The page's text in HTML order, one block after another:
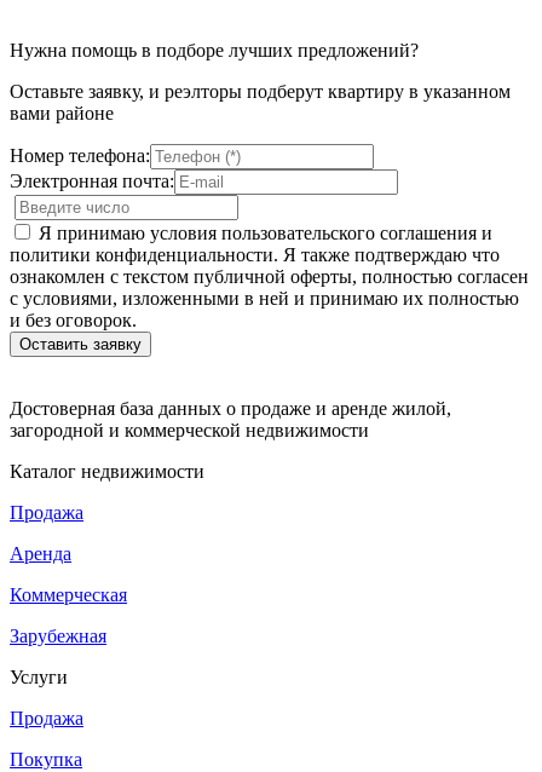
Нужна помощь в подборе лучших предложений?
Оставьте заявку, и реэлторы подберут квартиру в указанном
вами районе
Номер телефона:
Электронная почта:
Я принимаю условия пользовательского соглашения и
политики конфиденциальности. Я также подтверждаю что
ознакомлен с текстом публичной оферты, полностью согласен
с условиями, изложенными в ней и принимаю их полностью
и без оговорок.
Достоверная база данных о продаже и аренде жилой,
загородной и коммерческой недвижимости
Каталог недвижимости
Продажа
Аренда
Коммерческая
Зарубежная
Услуги
Продажа
Покупка